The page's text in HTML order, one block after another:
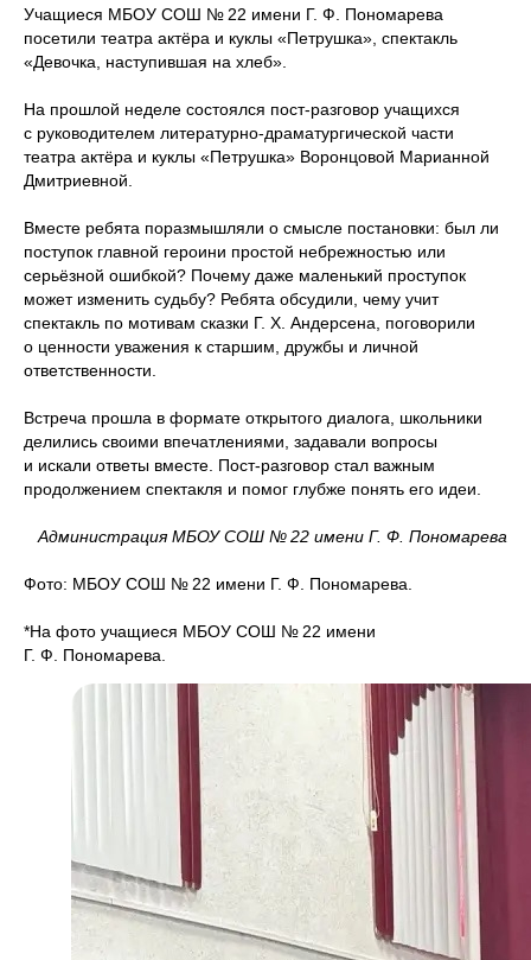
Учащиеся МБОУ СОШ № 22 имени Г. Ф. Пономарева
посетили театра актёра и куклы «Петрушка», спектакль
«Девочка, наступившая на хлеб».
На прошлой неделе состоялся пост-разговор учащихся
с руководителем литературно-драматургической части
театра актёра и куклы «Петрушка» Воронцовой Марианной
Дмитриевной.
Вместе ребята поразмышляли о смысле постановки: был ли
поступок главной героини простой небрежностью или
серьёзной ошибкой? Почему даже маленький проступок
может изменить судьбу? Ребята обсудили, чему учит
спектакль по мотивам сказки Г. Х. Андерсена, поговорили
о ценности уважения к старшим, дружбы и личной
ответственности.
Встреча прошла в формате открытого диалога, школьники
делились своими впечатлениями, задавали вопросы
и искали ответы вместе. Пост-разговор стал важным
продолжением спектакля и помог глубже понять его идеи.
Администрация МБОУ СОШ № 22 имени Г. Ф. Пономарева
Фото: МБОУ СОШ № 22 имени Г. Ф. Пономарева.
*На фото учащиеся МБОУ СОШ № 22 имени
Г. Ф. Пономарева.